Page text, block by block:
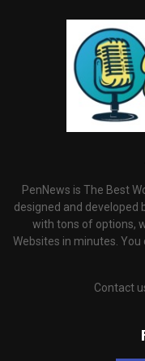
PenNews is The Best
designed and developed
with tons of options,
Websites in minutes.
Contact